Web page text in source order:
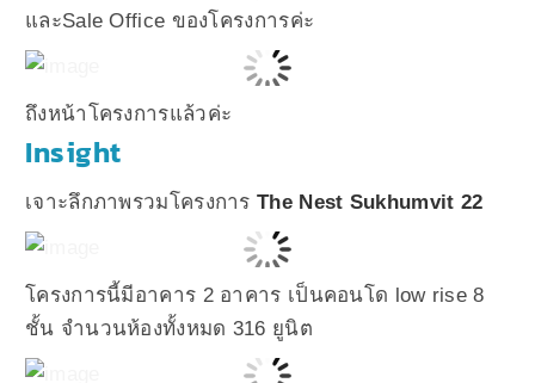
และSale Office ของโครงการค่ะ
ถึงหน้าโครงการแล้วค่ะ
Insight
เจาะลึกภาพรวมโครงการ The Nest Sukhumvit 22
โครงการนี้มีอาคาร 2 อาคาร เป็นคอนโด low rise 8
ชั้น จำนวนห้องทั้งหมด 316 ยูนิต